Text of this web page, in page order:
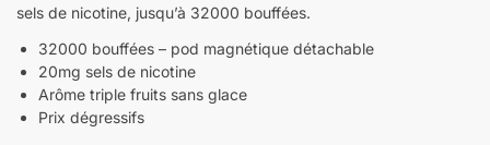
sels de nicotine, jusqu’à 32000 bouffées.
32000 bouffées – pod magnétique détachable
20mg sels de nicotine
Arôme triple fruits sans glace
Prix dégressifs